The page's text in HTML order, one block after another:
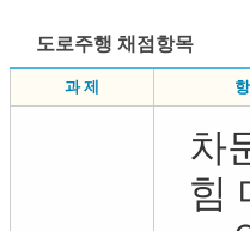
도로주행 채점항목
과 제
차
힘